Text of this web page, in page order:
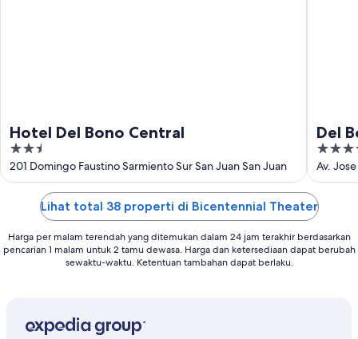
Hotel Del Bono Central
2.5
out
of
201 Domingo Faustino Sarmiento Sur San Juan San Juan
Del
4.5
out
of
5
Av.
Lihat total 38 properti di Bicentennial Theater
Harga per malam terendah yang ditemukan dalam 24 jam terakhir berdasarkan
pencarian 1 malam untuk 2 tamu dewasa. Harga dan ketersediaan dapat berubah
sewaktu-waktu. Ketentuan tambahan dapat berlaku.